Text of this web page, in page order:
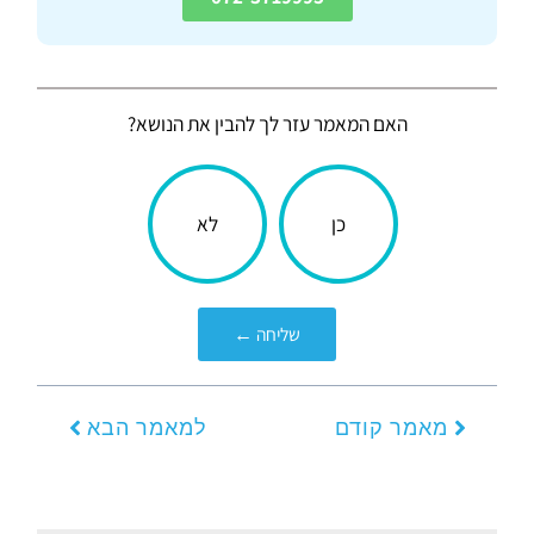
האם המאמר עזר לך להבין את הנושא?
הכתבה
עניינה
אותך?
כן לא
שליחה ←
מאמר קודם למאמר הבא